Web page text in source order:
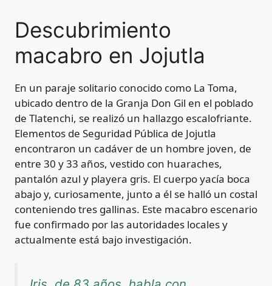
Descubrimiento
macabro en Jojutla
En un paraje solitario conocido como La Toma,
ubicado dentro de la Granja Don Gil en el poblado
de Tlatenchi, se realizó un hallazgo escalofriante.
Elementos de Seguridad Pública de Jojutla
encontraron un cadáver de un hombre joven, de
entre 30 y 33 años, vestido con huaraches,
pantalón azul y playera gris. El cuerpo yacía boca
abajo y, curiosamente, junto a él se halló un costal
conteniendo tres gallinas. Este macabro escenario
fue confirmado por las autoridades locales y
actualmente está bajo investigación.